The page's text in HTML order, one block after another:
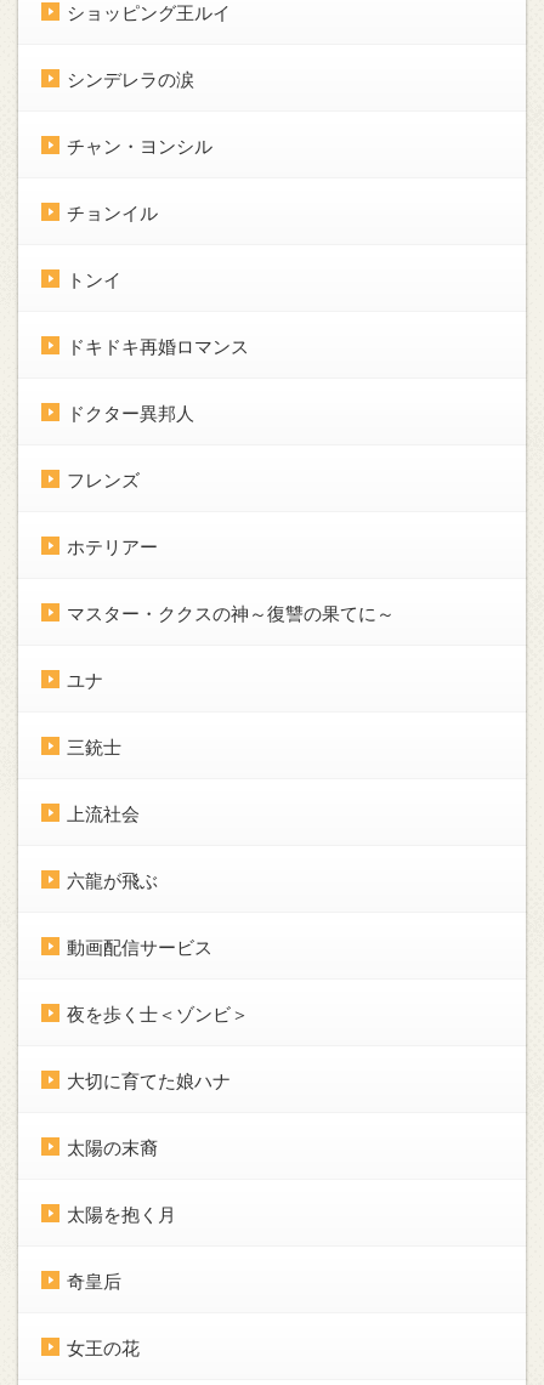
ショッピング王ルイ
シンデレラの涙
チャン・ヨンシル
チョンイル
トンイ
ドキドキ再婚ロマンス
ドクター異邦人
フレンズ
ホテリアー
マスター・ククスの神～復讐の果てに～
ユナ
三銃士
上流社会
六龍が飛ぶ
動画配信サービス
夜を歩く士＜ゾンビ＞
大切に育てた娘ハナ
太陽の末裔
太陽を抱く月
奇皇后
女王の花